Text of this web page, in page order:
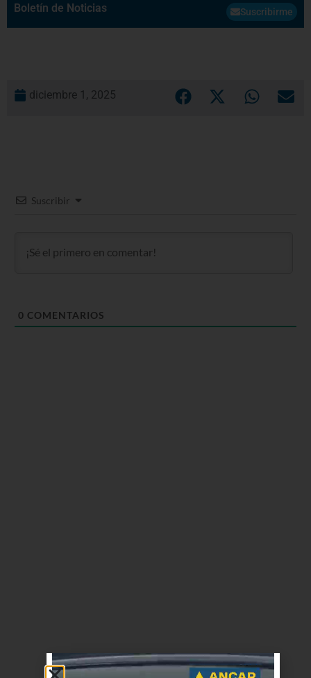
Boletín de Noticias Suscribirme
diciembre 1, 2025
Suscribir
0 COMENTARIOS